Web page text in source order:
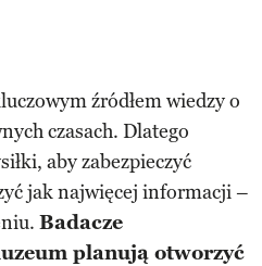
źródłem wiedzy o
czasach. Dlatego
aby zabezpieczyć
jak najwięcej informacji –
Badacze
planują otworzyć